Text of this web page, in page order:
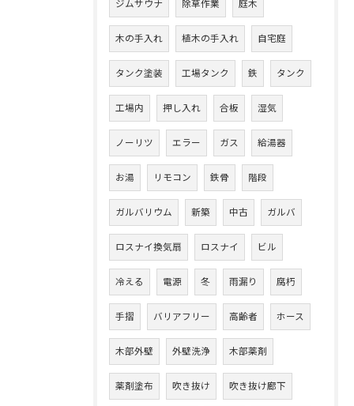
ジムサウナ 除草作業 庭木
木の手入れ 植木の手入れ 自宅庭
タンク塗装 工場タンク 鉄 タンク
工場内 押し入れ 合板 湿気
ノーリツ エラー ガス 給湯器
お湯 リモコン 鉄骨 階段
ガルバリウム 新築 中古 ガルバ
ロスナイ換気扇 ロスナイ ビル
冷える 電源 冬 雨漏り 腐朽
手摺 バリアフリー 高齢者 ホース
木部外壁 外壁洗浄 木部薬剤
薬剤塗布 吹き抜け 吹き抜け廊下